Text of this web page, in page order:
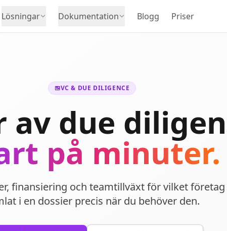
Lösningar Dokumentation Blogg Priser
VC & DUE DILIGENCE
av due
på minuter.
finansiering och teamtillväxt för vilket
i en dossier precis när du behöver den.